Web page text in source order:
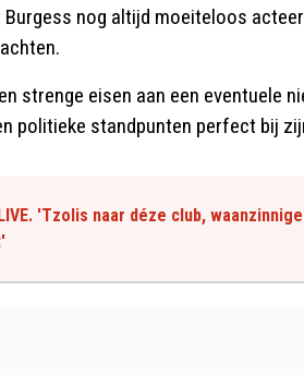
nog altijd moeiteloos
strenge eisen aan een eventuele
politieke standpunten perfect bij
'Tzolis naar déze club,